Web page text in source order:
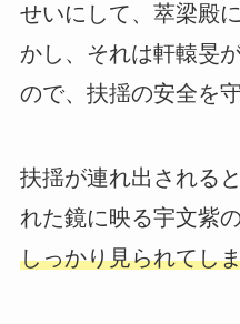
せいにして、萃梁殿
かし、それは軒轅旻
ので、扶揺の安全を
扶揺が連れ出される
れた鏡に映る宇文紫
しっかり見られてし